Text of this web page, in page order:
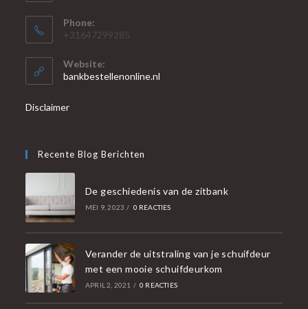
Phone:
+31647299285
Website:
bankbestellenonline.nl
Disclaimer
Recente Blog Berichten
De geschiedenis van de zitbank
MEI 9, 2023 / 0 REACTIES
Verander de uitstraling van je schuifdeur
met een mooie schuifdeurkom
APRIL 2, 2021 / 0 REACTIES